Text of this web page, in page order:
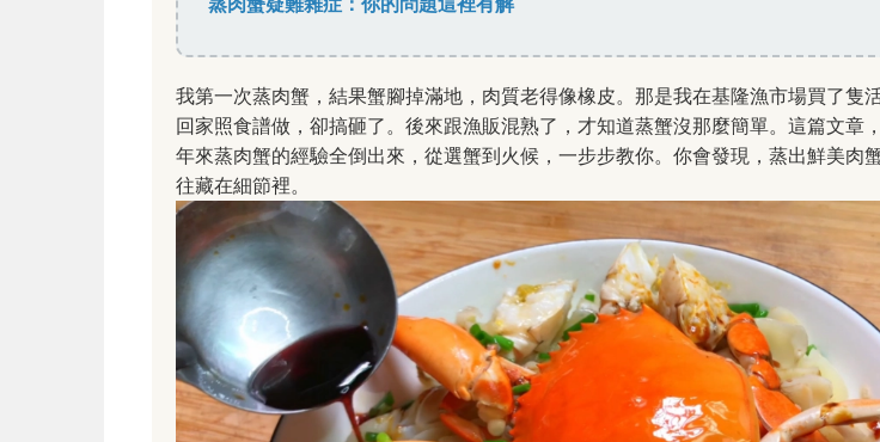
我第一次蒸肉蟹，結果蟹腳掉滿地，肉質老得像橡皮。那是我在基隆漁市場買了隻
回家照食譜做，卻搞砸了。後來跟漁販混熟了，才知道蒸蟹沒那麼簡單。這篇文章
年來蒸肉蟹的經驗全倒出來，從選蟹到火候，一步步教你。你會發現，蒸出鮮美肉
往藏在細節裡。